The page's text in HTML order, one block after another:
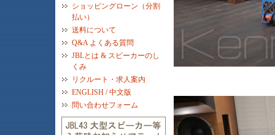
ショッピングローン（分割
払い）
送料について
Q&A よくある質問
JBLとは & スピーカーのし
くみ
リクルート・求人案内
ENGLISH / 中文版
問い合わせフォーム